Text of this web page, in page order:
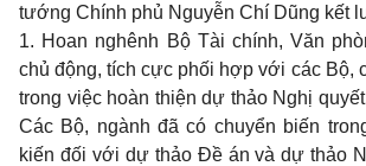
tướng Chính phủ Nguyễn Chí Dũng kết
1. Hoan nghênh Bộ Tài chính, Văn
chủ động, tích cực phối hợp với các Bộ,
trong việc hoàn thiện dự thảo Nghị
Các Bộ, ngành đã có chuyển biến
kiến đối với dự thảo Đề án và dự thảo